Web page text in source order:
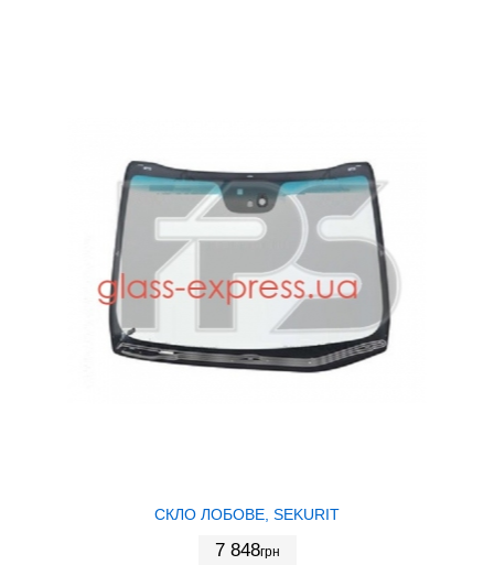
СКЛО ЛОБОВЕ, SEKURIT
7 848грн